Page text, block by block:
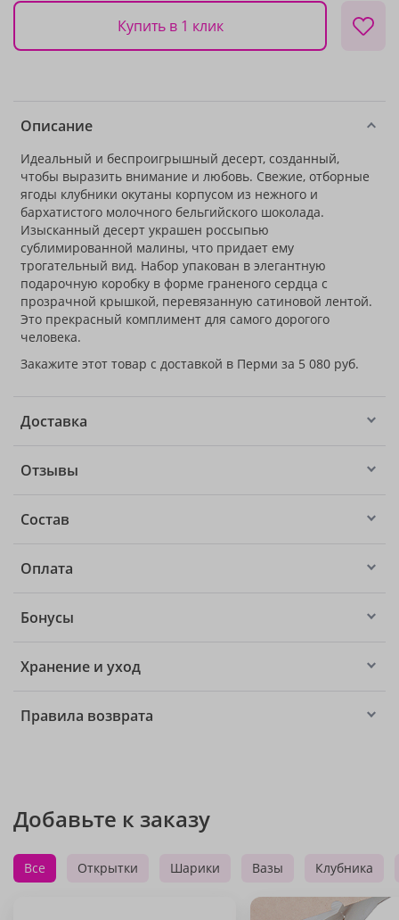
Купить в 1 клик
Описание
Идеальный и беспроигрышный десерт, созданный,
чтобы выразить внимание и любовь. Свежие, отборные
ягоды клубники окутаны корпусом из нежного и
бархатистого молочного бельгийского шоколада.
Изысканный десерт украшен россыпью
сублимированной малины, что придает ему
трогательный вид. Набор упакован в элегантную
подарочную коробку в форме граненого сердца с
прозрачной крышкой, перевязанную сатиновой лентой.
Это прекрасный комплимент для самого дорогого
человека.
Закажите этот товар с доставкой в Перми за 5 080 руб.
Доставка
Отзывы
Состав
Оплата
Бонусы
Хранение и уход
Правила возврата
Добавьте к заказу
Все Открытки Шарики Вазы Клубника